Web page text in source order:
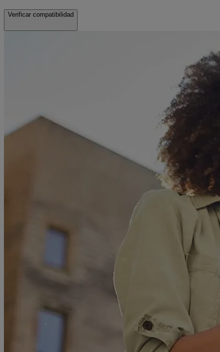
Verificar compatibilidad